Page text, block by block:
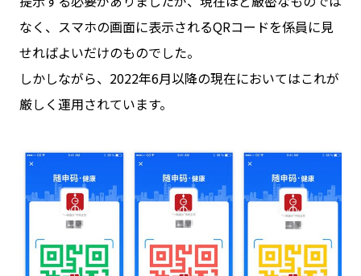
なく、スマホの画面に表示されるQRコードを係員に見
せればよいだけのものでした。
しかしながら、2022年6月以降の現在においてはこれが
厳しく運用されています。